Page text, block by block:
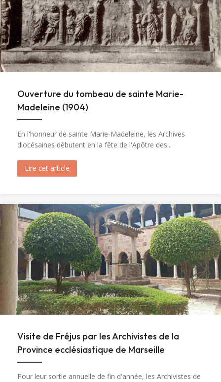
Ouverture du tombeau de sainte Marie-
Madeleine (1904)
En l'honneur de sainte Marie-Madeleine, les Archives
diocésaines débutent en la fête de l'Apôtre des...
Lire cet article
Visite de Fréjus par les Archivistes de la
Province ecclésiastique de Marseille
Pour leur sortie annuelle de fin d'année, les Archivistes de